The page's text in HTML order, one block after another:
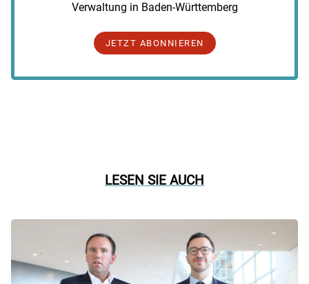
Verwaltung in Baden-Württemberg
JETZT ABONNIEREN
LESEN SIE AUCH